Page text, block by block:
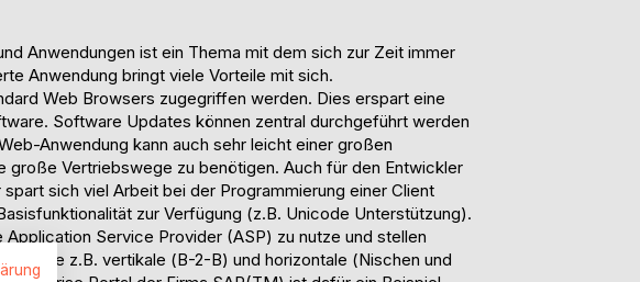
Anwendungen ist ein Thema mit dem sich zur Zeit immer
Anwendung bringt viele Vorteile mit sich.
Web Browsers zugegriffen werden. Dies erspart eine
Software Updates können zentral durchgeführt werden
Anwendung kann auch sehr leicht einer großen
große Vertriebswege zu benötigen. Auch für den Entwickler
sich viel Arbeit bei der Programmierung einer Client
zur Verfügung (z.B. Unicode Unterstützung).
Service Provider (ASP) zu nutze und stellen
wie z.B. vertikale (B-2-B) und horizontale (Nischen und